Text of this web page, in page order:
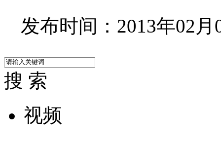
发布时间：2013年02月
搜 索
视频